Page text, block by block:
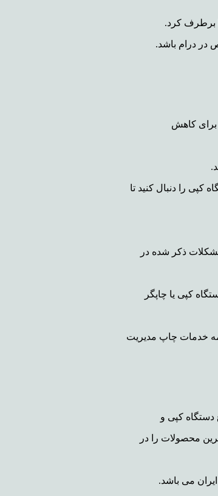
برطرف کرد.
در درام باشد.
برای کاهش
را دنبال کنید تا
ذکر شده در
کپی یا چاپگر
خدمات چاپ مدیریت
محصولات را در
می باشد.